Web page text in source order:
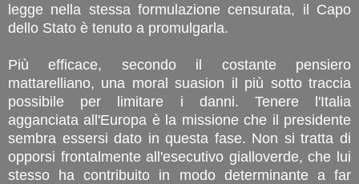
legge nella stessa formulazione censurata, il Capo
dello Stato è tenuto a promulgarla.
Più efficace, secondo il costante pensiero
mattarelliano, una moral suasion il più sotto traccia
possibile per limitare i danni. Tenere l'Italia
agganciata all'Europa è la missione che il presidente
sembra essersi dato in questa fase. Non si tratta di
opporsi frontalmente all'esecutivo gialloverde, che lui
stesso ha contribuito in modo determinante a far